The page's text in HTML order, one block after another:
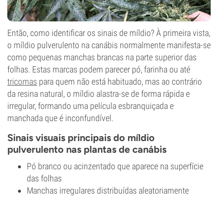
Então, como identificar os sinais de míldio? À primeira vista,
o míldio pulverulento na canábis normalmente manifesta-se
como pequenas manchas brancas na parte superior das
folhas. Estas marcas podem parecer pó, farinha ou até
tricomas para quem não está habituado, mas ao contrário
da resina natural, o míldio alastra-se de forma rápida e
irregular, formando uma película esbranquiçada e
manchada que é inconfundível.
Sinais visuais principais do míldio
pulverulento nas plantas de canábis
Pó branco ou acinzentado que aparece na superfície
das folhas
Manchas irregulares distribuídas aleatoriamente